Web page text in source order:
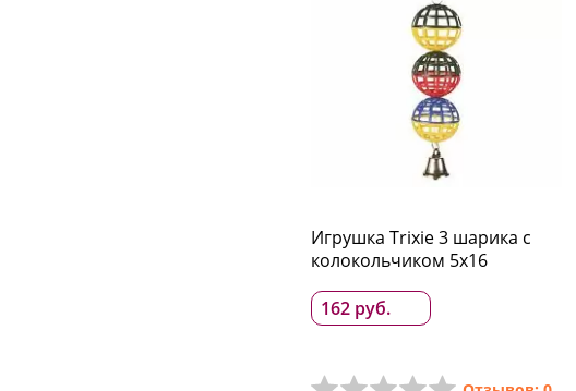
Игрушка Trixie 3 шарика с
колокольчиком 5x16
162 руб.